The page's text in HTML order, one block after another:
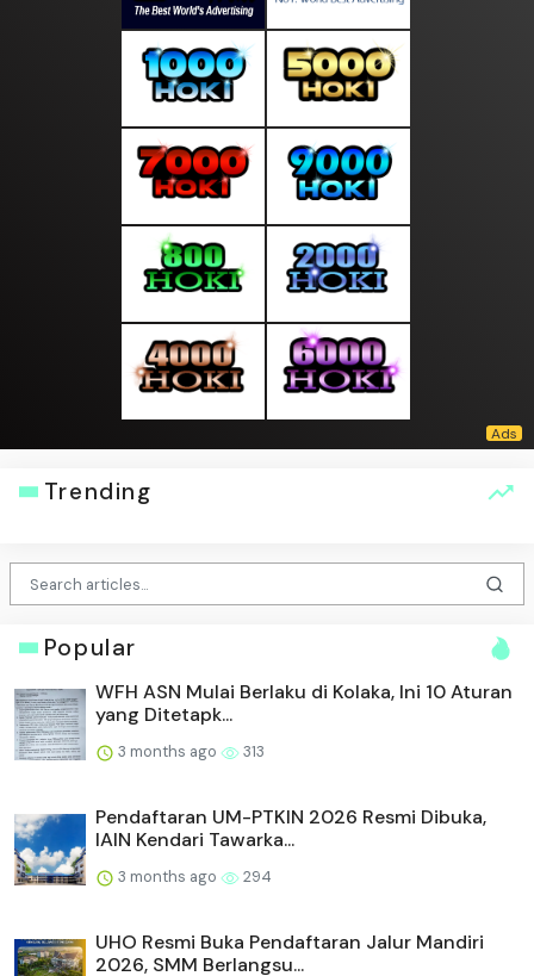
Trending
Popular
WFH ASN Mulai Berlaku di Kolaka, Ini 10 Aturan
yang Ditetapk...
3 months ago 313
Pendaftaran UM-PTKIN 2026 Resmi Dibuka,
IAIN Kendari Tawarka...
3 months ago 294
UHO Resmi Buka Pendaftaran Jalur Mandiri
2026, SMM Berlangsu...